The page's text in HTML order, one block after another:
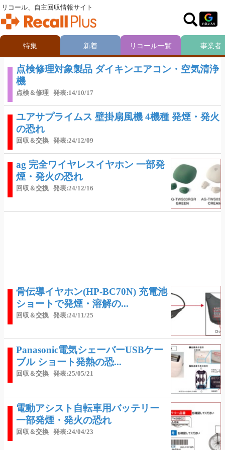
点検修理対象製品 ダイキンエアコン・空気清浄
機
点検＆修理 発表:14/10/17
ユアサプライムス 壁掛扇風機 4機種 発煙・発火
の恐れ
回収＆交換 発表:24/12/09
ag 完全ワイヤレスイヤホン 一部発
煙・発火の恐れ
回収＆交換 発表:24/12/16
骨伝導イヤホン(HP-BC70N) 充電池
ショートで発煙・溶解の...
回収＆交換 発表:24/11/25
Panasonic電気シェーバーUSBケー
ブル ショート発熱の恐...
回収＆交換 発表:25/05/21
電動アシスト自転車用バッテリー
一部発煙・発火の恐れ
回収＆交換 発表:24/04/23
リコール、自主回収情報サイト
特集 新着 リコール一覧 事業者